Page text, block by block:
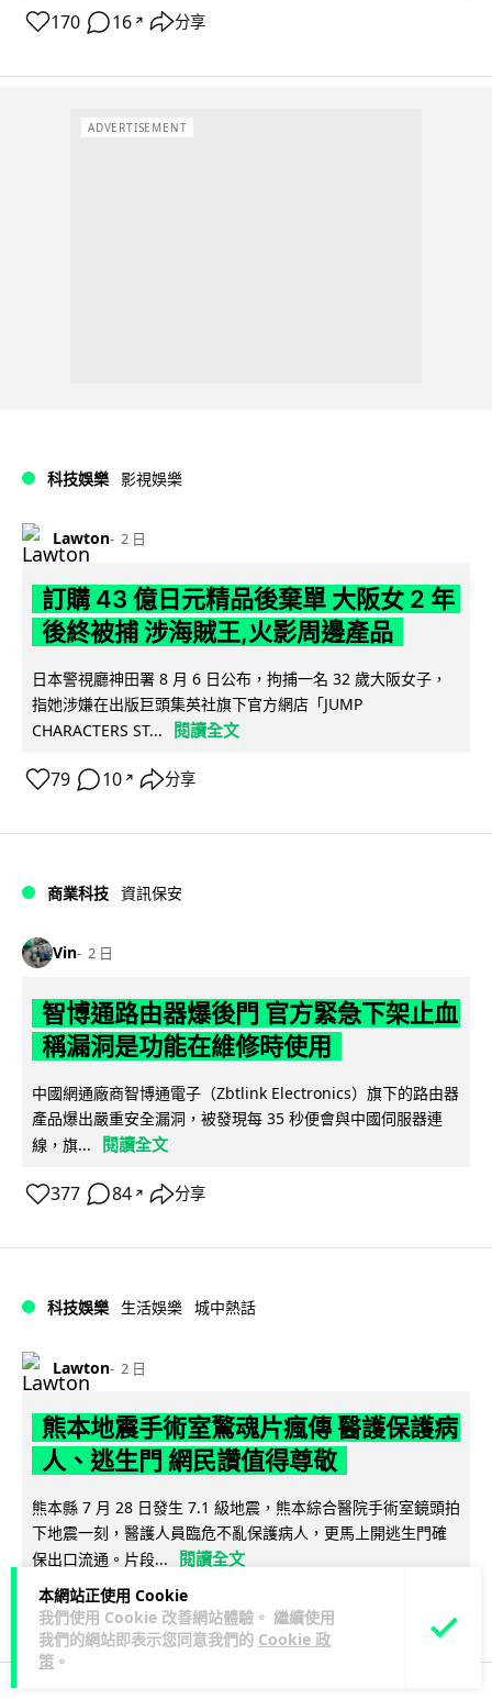
本網站正使用 Cookie
我們使用 Cookie 改善網站體驗。 繼續使用
我們的網站即表示您同意我們的 Cookie 政
策 。
170 16 ↗ 分享
ADVERTISEMENT
科技娛樂 影視娛樂
Lawton 2 日
訂購 43 億日元精品後棄單 大阪女 2 年
後終被捕 涉海賊王,火影周邊產品
日本警視廳神田署 8 月 6 日公布，拘捕一名 32 歲大阪女子，
指她涉嫌在出版巨頭集英社旗下官方網店「JUMP
CHARACTERS ST...
閱讀全文
79 10 ↗ 分享
商業科技 資訊保安
Vin 2 日
智博通路由器爆後門 官方緊急下架止血
稱漏洞是功能在維修時使用
中國網通廠商智博通電子（Zbtlink Electronics）旗下的路由器
產品爆出嚴重安全漏洞，被發現每 35 秒便會與中國伺服器連
線，旗...
閱讀全文
377 84 ↗ 分享
科技娛樂 生活娛樂 城中熱話
Lawton 2 日
熊本地震手術室驚魂片瘋傳 醫護保護病
人、逃生門 網民讚值得尊敬
熊本縣 7 月 28 日發生 7.1 級地震，熊本綜合醫院手術室鏡頭拍
下地震一刻，醫護人員臨危不亂保護病人，更馬上開逃生門確
保出口流通。片段...
閱讀全文
70 23 ↗ 分享